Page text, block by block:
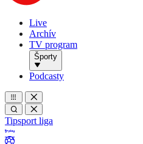
Live
Archív
TV program
Športy
Podcasty
Tipsport liga